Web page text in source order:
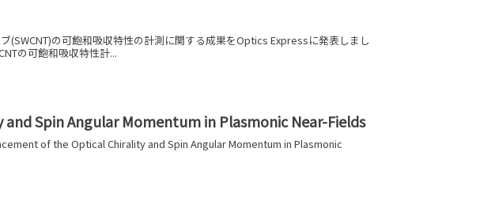
(SWCNT)の可飽和吸収特性の計測に関する成果をOptics Expressに発表しまし
の可飽和吸収特性計...
Spin Angular Momentum in Plasmonic Near-Fields
of the Optical Chirality and Spin Angular Momentum in Plasmonic